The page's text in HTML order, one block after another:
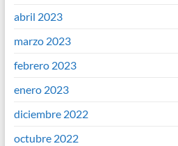
abril 2023
marzo 2023
febrero 2023
enero 2023
diciembre 2022
octubre 2022